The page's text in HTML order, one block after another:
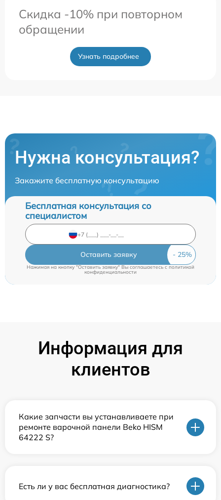
Скидка -10% при повторном
обращении
Узнать подробнее
Нужна консультация?
Закажите бесплатную консультацию
Бесплатная консультация со
специалистом
Оставить заявку
Нажимая на кнопку "Оставить заявку" Вы соглашаетесь c политикой
конфиденциальности
Информация для
клиентов
Какие запчасти вы устанавливаете при
ремонте варочной панели Beko HISM
64222 S?
Есть ли у вас бесплатная диагностика?